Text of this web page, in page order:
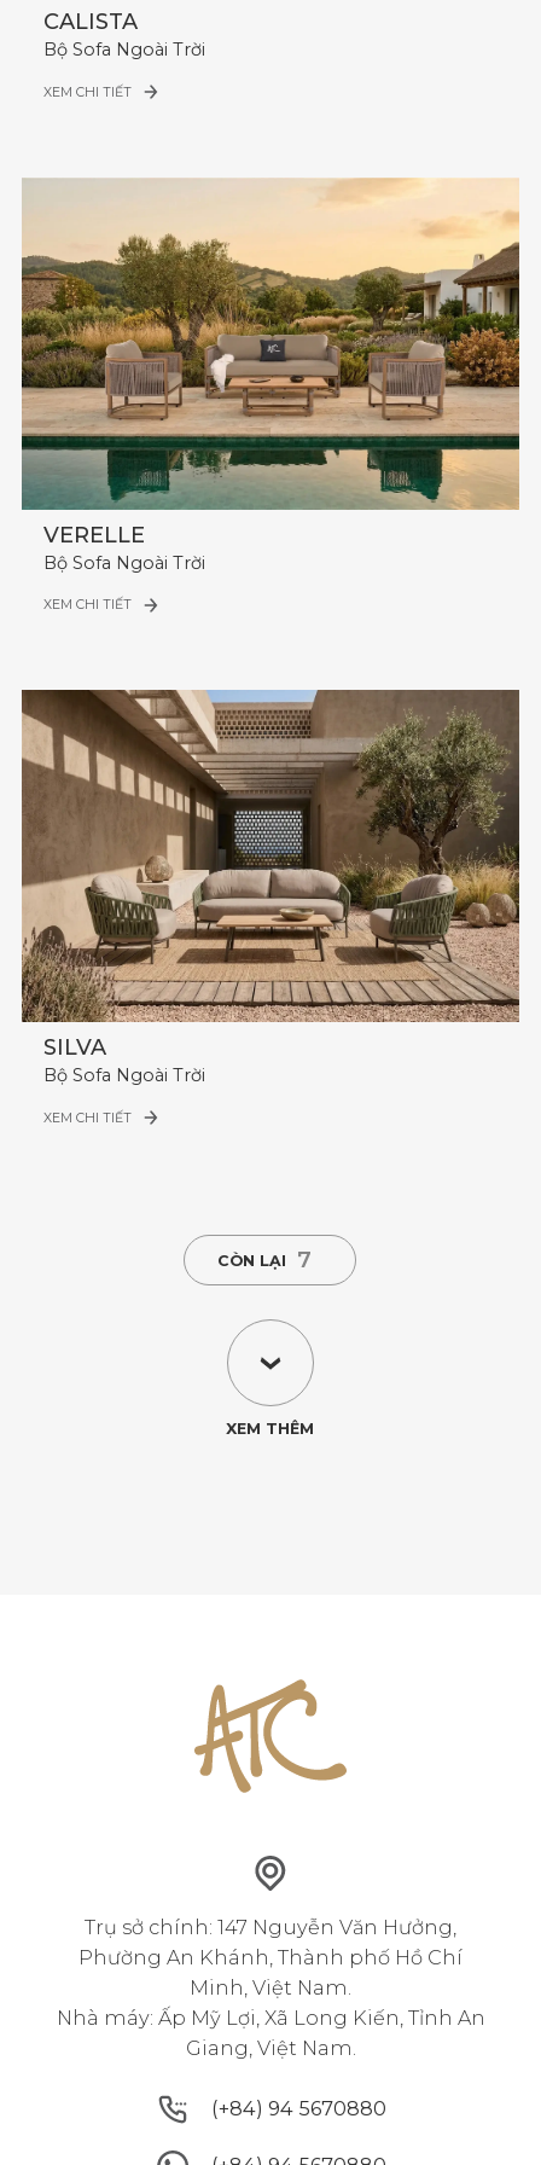
CALISTA
Bộ Sofa Ngoài Trời
XEM CHI TIẾT
VERELLE
Bộ Sofa Ngoài Trời
XEM CHI TIẾT
SILVA
Bộ Sofa Ngoài Trời
XEM CHI TIẾT
CÒN LẠI 7
XEM THÊM
Trụ sở chính: 147 Nguyễn Văn Hưởng,
Phường An Khánh, Thành phố Hồ Chí
Minh, Việt Nam.
Nhà máy: Ấp Mỹ Lợi, Xã Long Kiến, Tỉnh An
Giang, Việt Nam.
(+84) 94 5670880